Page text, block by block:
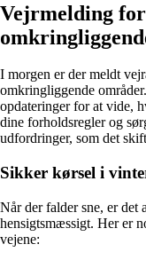
Vejrmelding
I morgen er der meldt
omkringliggende
opdateringer for at vide,
dine forholdsregler og
udfordringer, som det
Sikker kørsel i
Når der falder sne, er det
hensigtsmæssigt. Her er
vejene: